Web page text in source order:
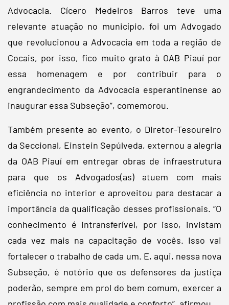
Advocacia. Cícero Medeiros Barros teve uma
relevante atuação no município, foi um Advogado
que revolucionou a Advocacia em toda a região de
Cocais, por isso, fico muito grato à OAB Piauí por
essa homenagem e por contribuir para o
engrandecimento da Advocacia esperantinense ao
inaugurar essa Subseção”, comemorou.
Também presente ao evento, o Diretor-Tesoureiro
da Seccional, Einstein Sepúlveda, externou a alegria
da OAB Piauí em entregar obras de infraestrutura
para que os Advogados(as) atuem com mais
eficiência no interior e aproveitou para destacar a
importância da qualificação desses profissionais. “O
conhecimento é intransferível, por isso, invistam
cada vez mais na capacitação de vocês. Isso vai
fortalecer o trabalho de cada um. E, aqui, nessa nova
Subseção, é notório que os defensores da justiça
poderão, sempre em prol do bem comum, exercer a